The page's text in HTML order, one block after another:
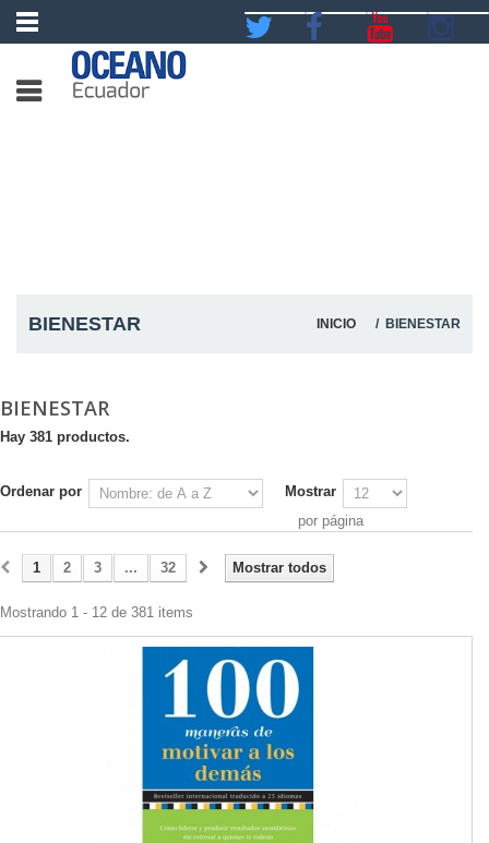
BIENESTAR INICIO / BIENESTAR
BIENESTAR
Hay 381 productos.
Ordenar por
Mostrar
por página
Mostrar todos
1 2 3 ... 32
Mostrando 1 - 12 de 381 items